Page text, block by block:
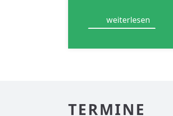
weiterlesen
TERMINE